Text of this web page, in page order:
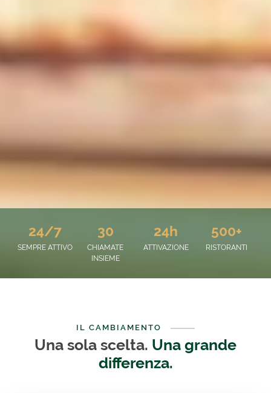
24/7
SEMPRE ATTIVO
30
CHIAMATE
INSIEME
24h
ATTIVAZIONE
500+
RISTORANTI
IL CAMBIAMENTO
Una sola scelta. Una grande
differenza.